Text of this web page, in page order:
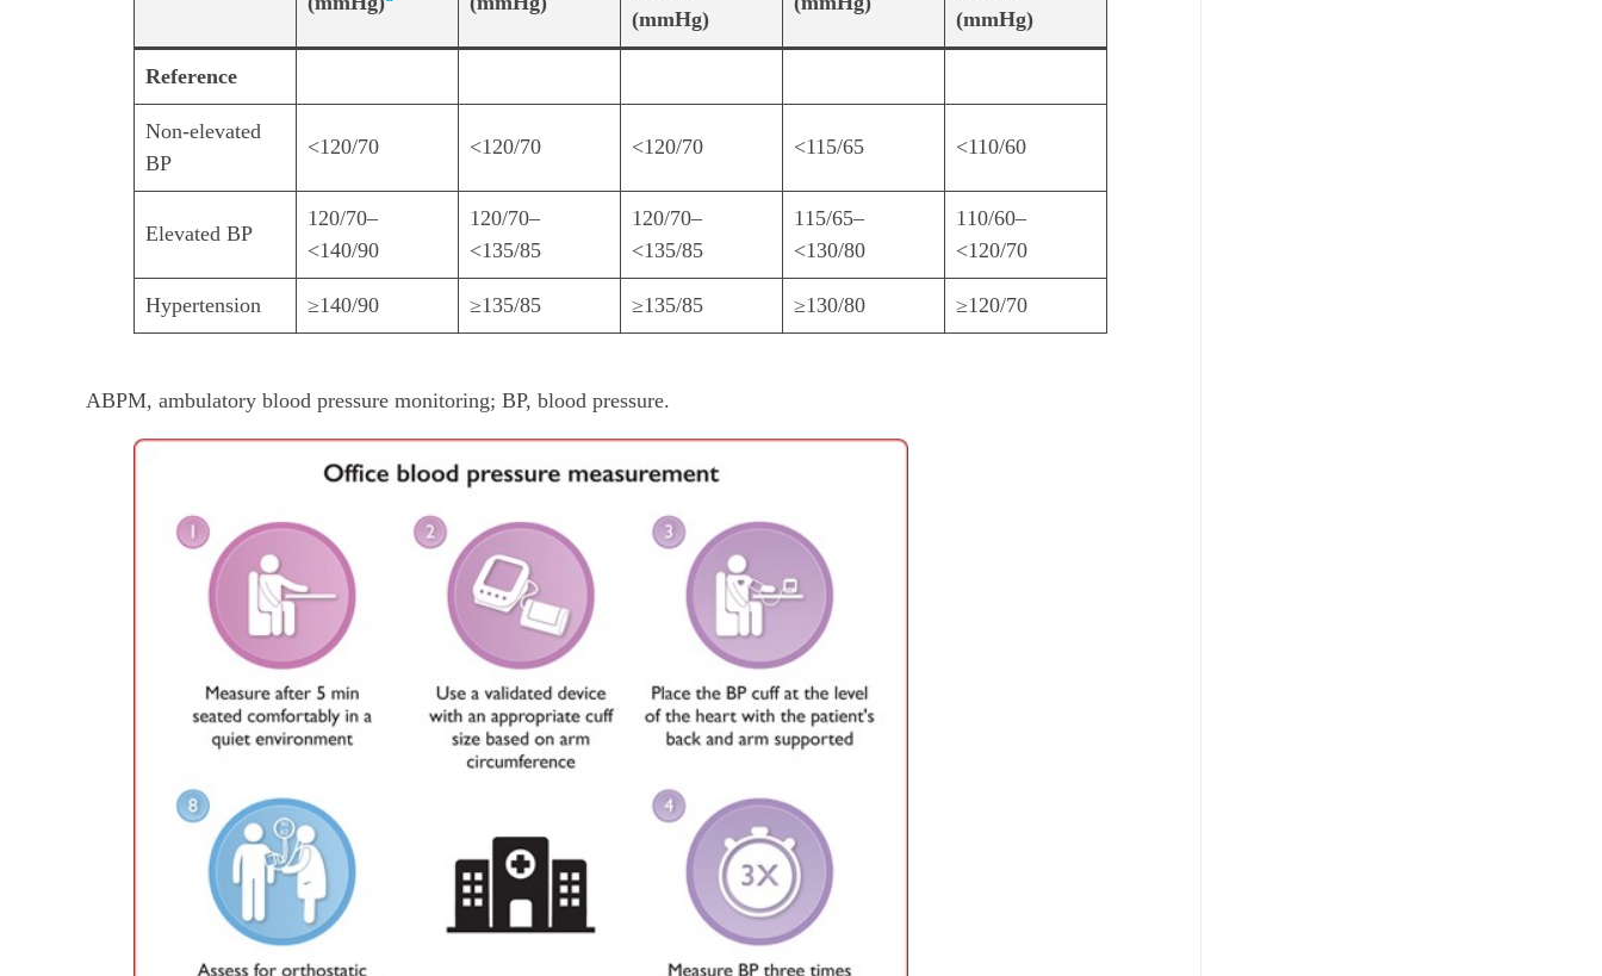
(mmHg)
(mmHg)
Reference
Non-elevated
BP
<120/70 <120/70 <120/70 <115/65 <110/60
Elevated BP
120/70–
<140/90
120/70–
<135/85
120/70–
<135/85
115/65–
<130/80
110/60–
<120/70
Hypertension ≥140/90 ≥135/85 ≥135/85 ≥130/80 ≥120/70
ABPM, ambulatory blood pressure monitoring; BP, blood pressure.